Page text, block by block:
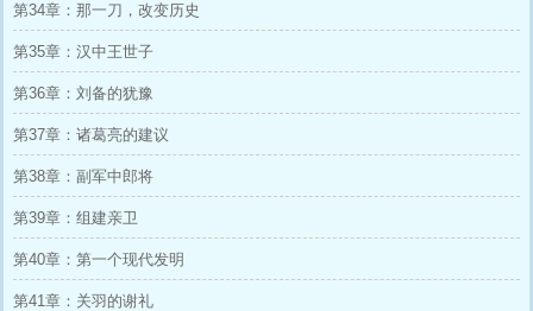
第34章：那一刀，改变历史
第35章：汉中王世子
第36章：刘备的犹豫
第37章：诸葛亮的建议
第38章：副军中郎将
第39章：组建亲卫
第40章：第一个现代发明
第41章：关羽的谢礼